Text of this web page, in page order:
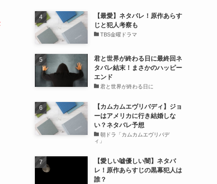
【最愛】ネタバレ！原作あらす
じと犯人考察も
TBS金曜ドラマ
君と世界が終わる日に最終回ネ
タバレ結末！まさかのハッピー
エンド
君と世界が終わる日に
【カムカムエヴリバディ】ジョ
ーはアメリカに行き結婚しな
い？ネタバレ予想
朝ドラ「カムカムエヴリバデ
ィ」
【愛しい嘘優しい闇】ネタバ
レ！原作あらすじの黒幕犯人は
誰？